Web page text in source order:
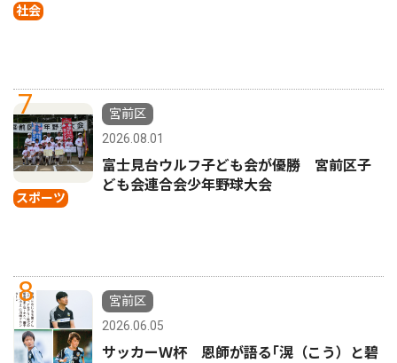
社会
7
スポーツ
宮前区
2026.08.01
富士見台ウルフ子ども会が優勝 宮前区子
ども会連合会少年野球大会
8
宮前区
2026.06.05
サッカーＷ杯 恩師が語る｢滉（こう）と碧